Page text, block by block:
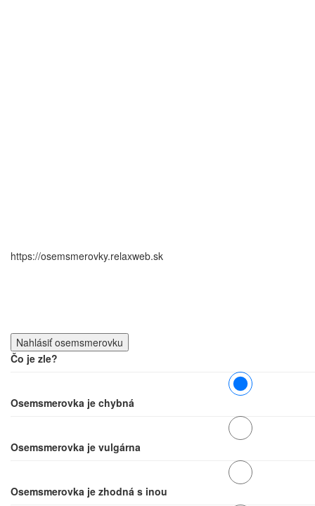
https://osemsmerovky.relaxweb.sk
Čo je zle?
Osemsmerovka je chybná
Osemsmerovka je vulgárna
Osemsmerovka je zhodná s inou